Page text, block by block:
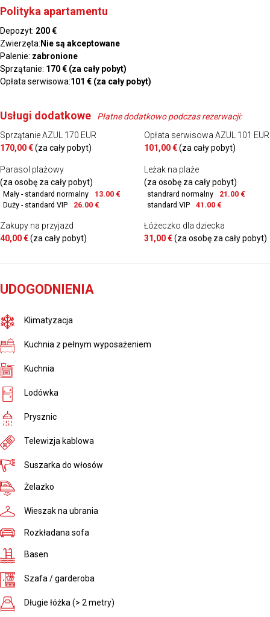
Polityka apartamentu
Depozyt: 200 €
Zwierzęta: Nie są akceptowane
Palenie: zabronione
Sprzątanie: 170 € (za cały pobyt)
Opłata serwisowa:101 € (za cały pobyt)
Usługi dodatkowe
Płatne dodatkowo podczas rezerwacji:
Sprzątanie AZUL 170 EUR
170,00 €(za cały pobyt)
Opłata serwisowa AZUL 101 EUR
101,00 €(za cały pobyt)
Parasol plażowy
(za osobę za cały pobyt)
Mały - standard normalny
13.00 €
Duży - standard VIP
26.00 €
Leżak na plaże
(za osobę za cały pobyt)
standrard normalny
21.00 €
standard VIP
41.00 €
Zakupy na przyjazd
40,00 €(za cały pobyt)
Łóżeczko dla dziecka
31,00 €(za osobę za cały pobyt)
UDOGODNIENIA
Klimatyzacja
Kuchnia z pełnym wyposażeniem
Kuchnia
Lodówka
Prysznic
Telewizja kablowa
Suszarka do włosów
Żelazko
Wieszak na ubrania
Rozkładana sofa
Basen
Szafa / garderoba
Długie łóżka (> 2 metry)